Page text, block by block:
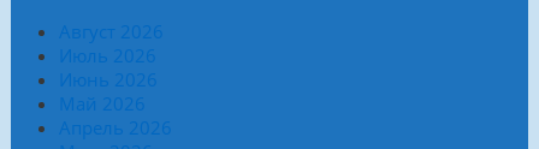
Август 2026
Июль 2026
Июнь 2026
Май 2026
Апрель 2026